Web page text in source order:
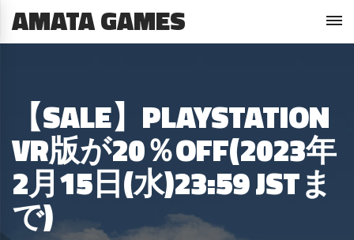
AMATA GAMES
【SALE】PLAYSTATION
VR版が20％OFF(2023年
2月15日(水)23:59 JSTま
で)